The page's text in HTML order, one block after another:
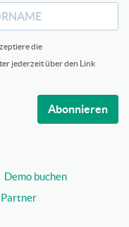
die
jederzeit über den Link
Abonnieren
Demo buchen
Partner